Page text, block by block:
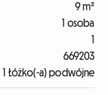
9 m²
1 osoba
1
669203
1 Łóżko(-a) podwójne